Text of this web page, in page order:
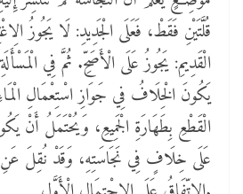
قُلَّتَيْنِ فَقَطْ، فَعَلَى الْجَدِيدِ: لَا يَجُوزُ
الْقَدِيمِ: يَجُوزُ عَلَى الْأَصَحِّ. ثُمَّ فِي
يَكُونَ الْخِلَافُ فِي جَوَازِ اسْتِعْمَالِ
الْقَطْعِ بِطَهَارَةِ الْجَمِيعِ، وَيُحْتَمَلُ أَنْ
عَلَى خِلَافٍ فِي نَجَاسَتِهِ، وَقَدْ نُقِلَ عَنِ